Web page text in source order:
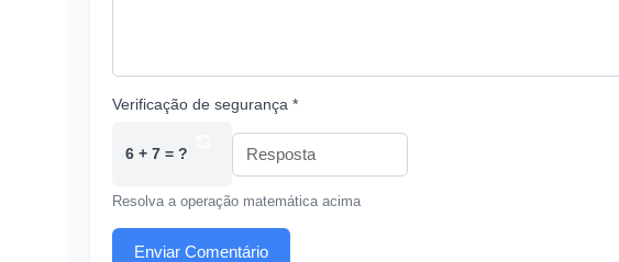
Verificação de segurança *
6 + 7 = ?
Resolva a operação matemática acima
Enviar Comentário